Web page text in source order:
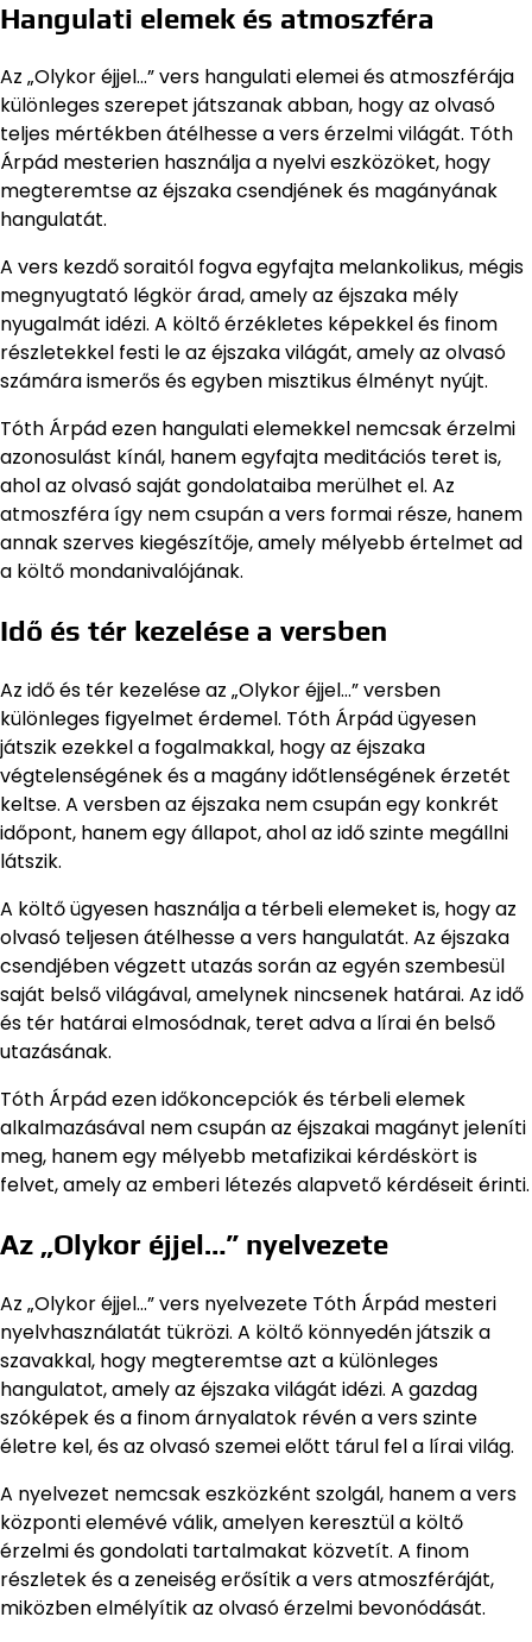
Hangulati elemek és atmoszféra
Az „Olykor éjjel…” vers hangulati elemei és atmoszférája
különleges szerepet játszanak abban, hogy az olvasó
teljes mértékben átélhesse a vers érzelmi világát. Tóth
Árpád mesterien használja a nyelvi eszközöket, hogy
megteremtse az éjszaka csendjének és magányának
hangulatát.
A vers kezdő soraitól fogva egyfajta melankolikus, mégis
megnyugtató légkör árad, amely az éjszaka mély
nyugalmát idézi. A költő érzékletes képekkel és finom
részletekkel festi le az éjszaka világát, amely az olvasó
számára ismerős és egyben misztikus élményt nyújt.
Tóth Árpád ezen hangulati elemekkel nemcsak érzelmi
azonosulást kínál, hanem egyfajta meditációs teret is,
ahol az olvasó saját gondolataiba merülhet el. Az
atmoszféra így nem csupán a vers formai része, hanem
annak szerves kiegészítője, amely mélyebb értelmet ad
a költő mondanivalójának.
Idő és tér kezelése a versben
Az idő és tér kezelése az „Olykor éjjel…” versben
különleges figyelmet érdemel. Tóth Árpád ügyesen
játszik ezekkel a fogalmakkal, hogy az éjszaka
végtelenségének és a magány időtlenségének érzetét
keltse. A versben az éjszaka nem csupán egy konkrét
időpont, hanem egy állapot, ahol az idő szinte megállni
látszik.
A költő ügyesen használja a térbeli elemeket is, hogy az
olvasó teljesen átélhesse a vers hangulatát. Az éjszaka
csendjében végzett utazás során az egyén szembesül
saját belső világával, amelynek nincsenek határai. Az idő
és tér határai elmosódnak, teret adva a lírai én belső
utazásának.
Tóth Árpád ezen időkoncepciók és térbeli elemek
alkalmazásával nem csupán az éjszakai magányt jeleníti
meg, hanem egy mélyebb metafizikai kérdéskört is
felvet, amely az emberi létezés alapvető kérdéseit érinti.
Az „Olykor éjjel…” nyelvezete
Az „Olykor éjjel…” vers nyelvezete Tóth Árpád mesteri
nyelvhasználatát tükrözi. A költő könnyedén játszik a
szavakkal, hogy megteremtse azt a különleges
hangulatot, amely az éjszaka világát idézi. A gazdag
szóképek és a finom árnyalatok révén a vers szinte
életre kel, és az olvasó szemei előtt tárul fel a lírai világ.
A nyelvezet nemcsak eszközként szolgál, hanem a vers
központi elemévé válik, amelyen keresztül a költő
érzelmi és gondolati tartalmakat közvetít. A finom
részletek és a zeneiség erősítik a vers atmoszféráját,
miközben elmélyítik az olvasó érzelmi bevonódását.